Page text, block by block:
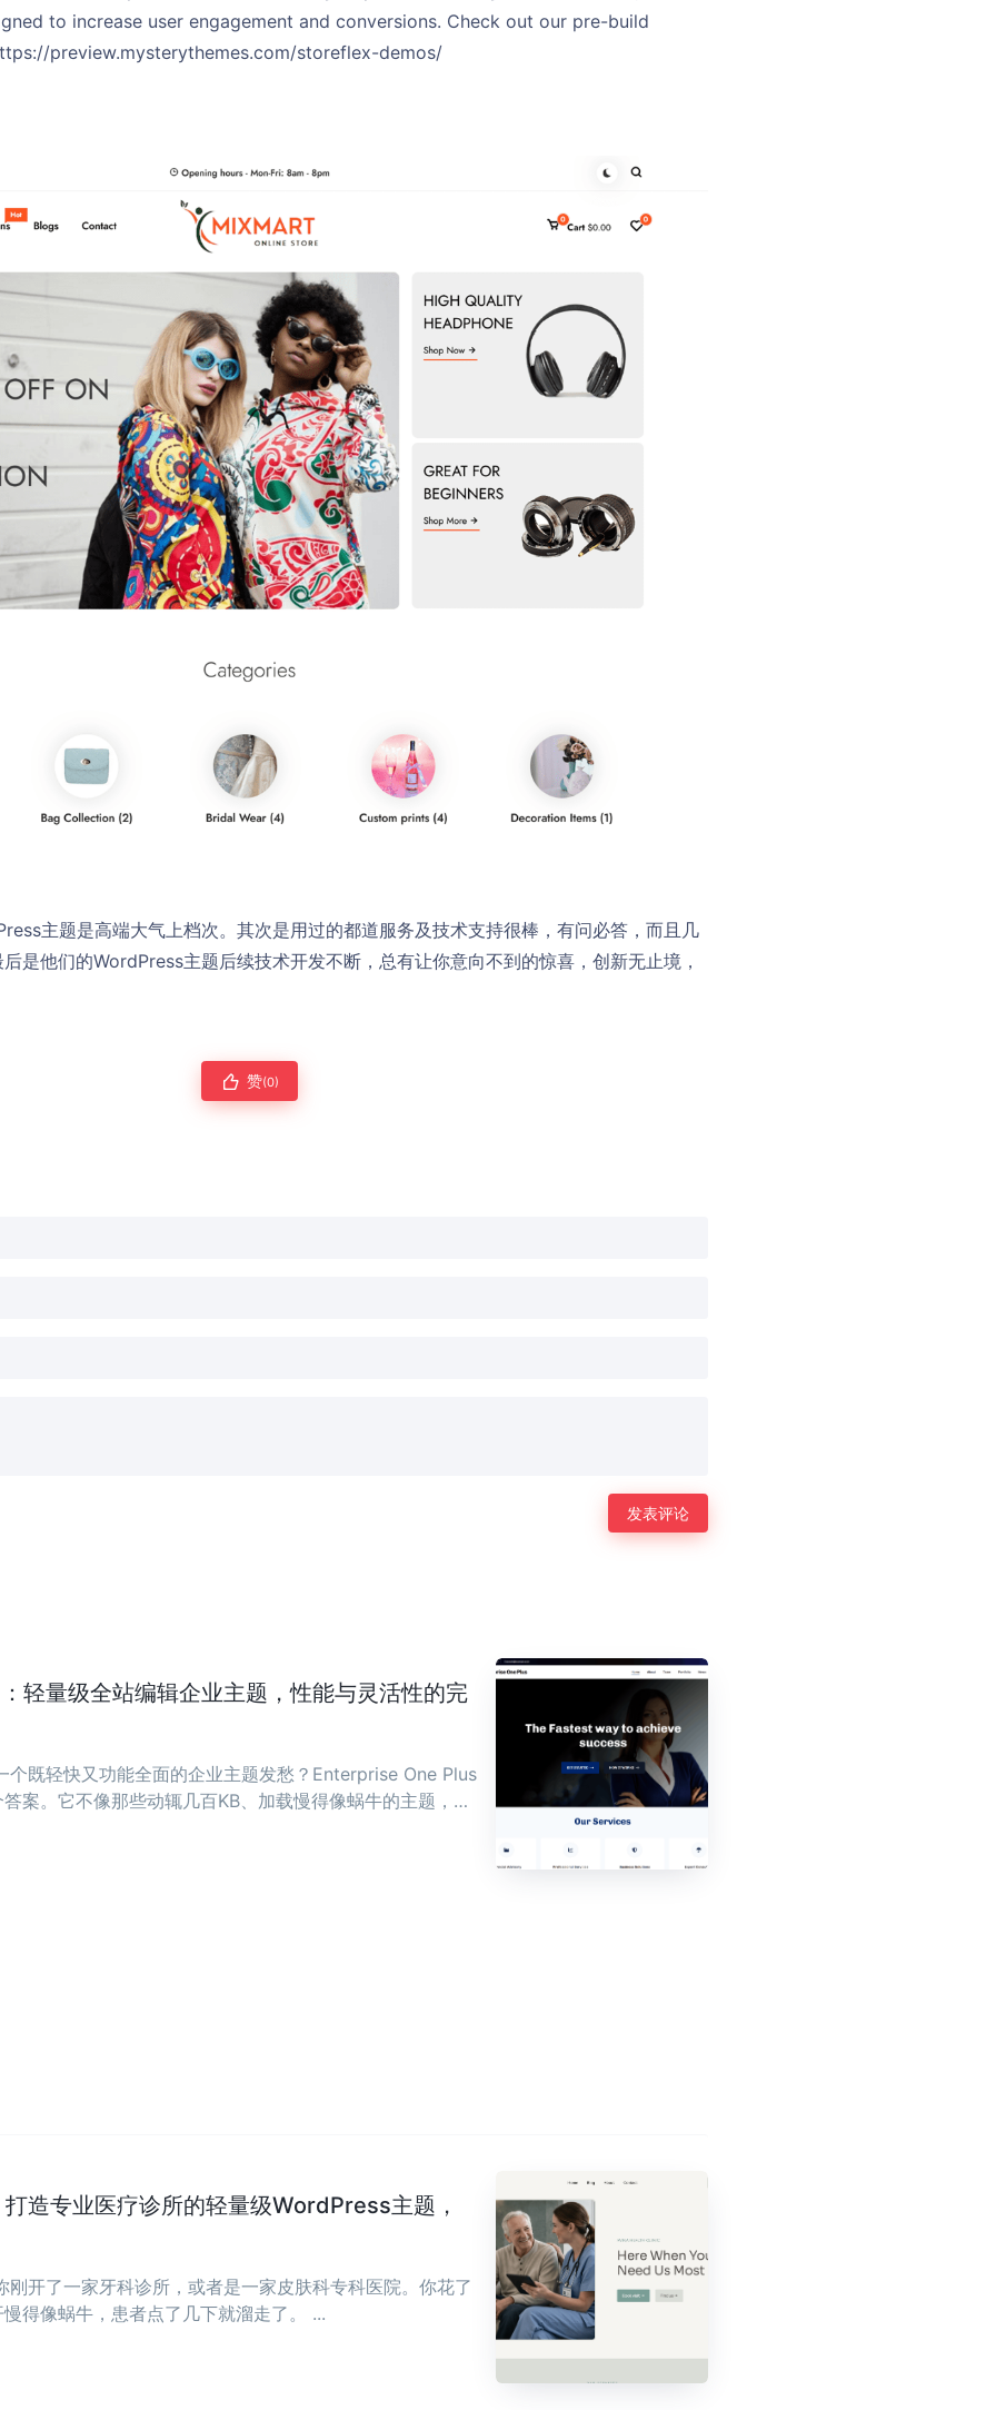
to increase user engagement and conversions. Check out our pre-build
preview.mysterythemes.com/storeflex-demos/
主题是高端大气上档次。其次是用过的都道服务及技术支持很棒，有问必答，而且几
是他们的WordPress主题后续技术开发不断，总有让你意向不到的惊喜，创新无止境，
赞(0)
轻量级全站编辑企业主题，性能与灵活性的完
个既轻快又功能全面的企业主题发愁？Enterprise One Plus
案。它不像那些动辄几百KB、加载慢得像蜗牛的主题，而
造专业医疗诊所的轻量级WordPress主题，
开了一家牙科诊所，或者是一家皮肤科专科医院。你花了
得像蜗牛，患者点了几下就溜走了。 ...